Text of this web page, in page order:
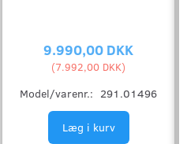
9.990,00 DKK
(7.992,00 DKK)
Model/varenr.: 291.01496
Læg i kurv